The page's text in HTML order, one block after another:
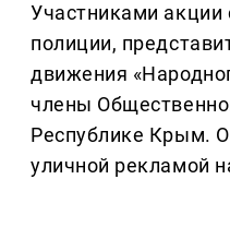
Участниками акции
полиции,
движения
члены
Республике Крым.
уличной рекламой